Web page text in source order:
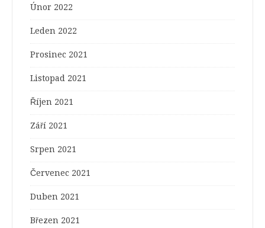
Únor 2022
Leden 2022
Prosinec 2021
Listopad 2021
Říjen 2021
Září 2021
Srpen 2021
Červenec 2021
Duben 2021
Březen 2021